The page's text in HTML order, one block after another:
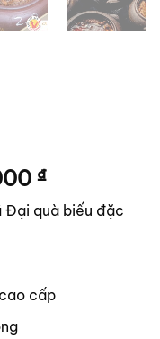
₫Khoảng
giá:
từ
Đại quà biếu đặc
cấp